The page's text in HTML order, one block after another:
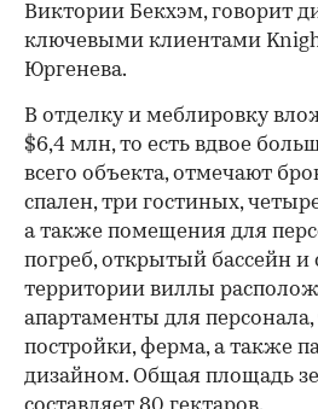
Виктории Бекхэм, говорит
ключевыми клиентами
Юргенева.
В отделку и меблировку
$6,4 млн, то есть вдвое
всего объекта, отмечают
спален, три гостиных,
а также помещения для
погреб, открытый бассейн и
территории виллы
апартаменты для персонала,
постройки, ферма, а также
дизайном. Общая площадь